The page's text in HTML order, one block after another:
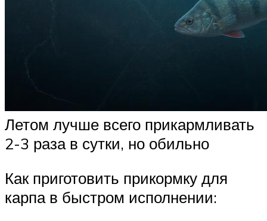
Летом лучше всего прикармливать
2-3 раза в сутки, но обильно
Как приготовить прикормку для
карпа в быстром исполнении: